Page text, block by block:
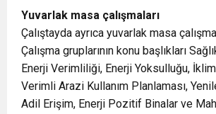
Yuvarlak masa çalışmaları
Çalıştayda ayrıca yuvarlak masa
Çalışma gruplarının konu başlıkları
Enerji Verimliliği, Enerji Yoksulluğu,
Verimli Arazi Kullanım Planlaması,
Adil Erişim, Enerji Pozitif Binalar ve